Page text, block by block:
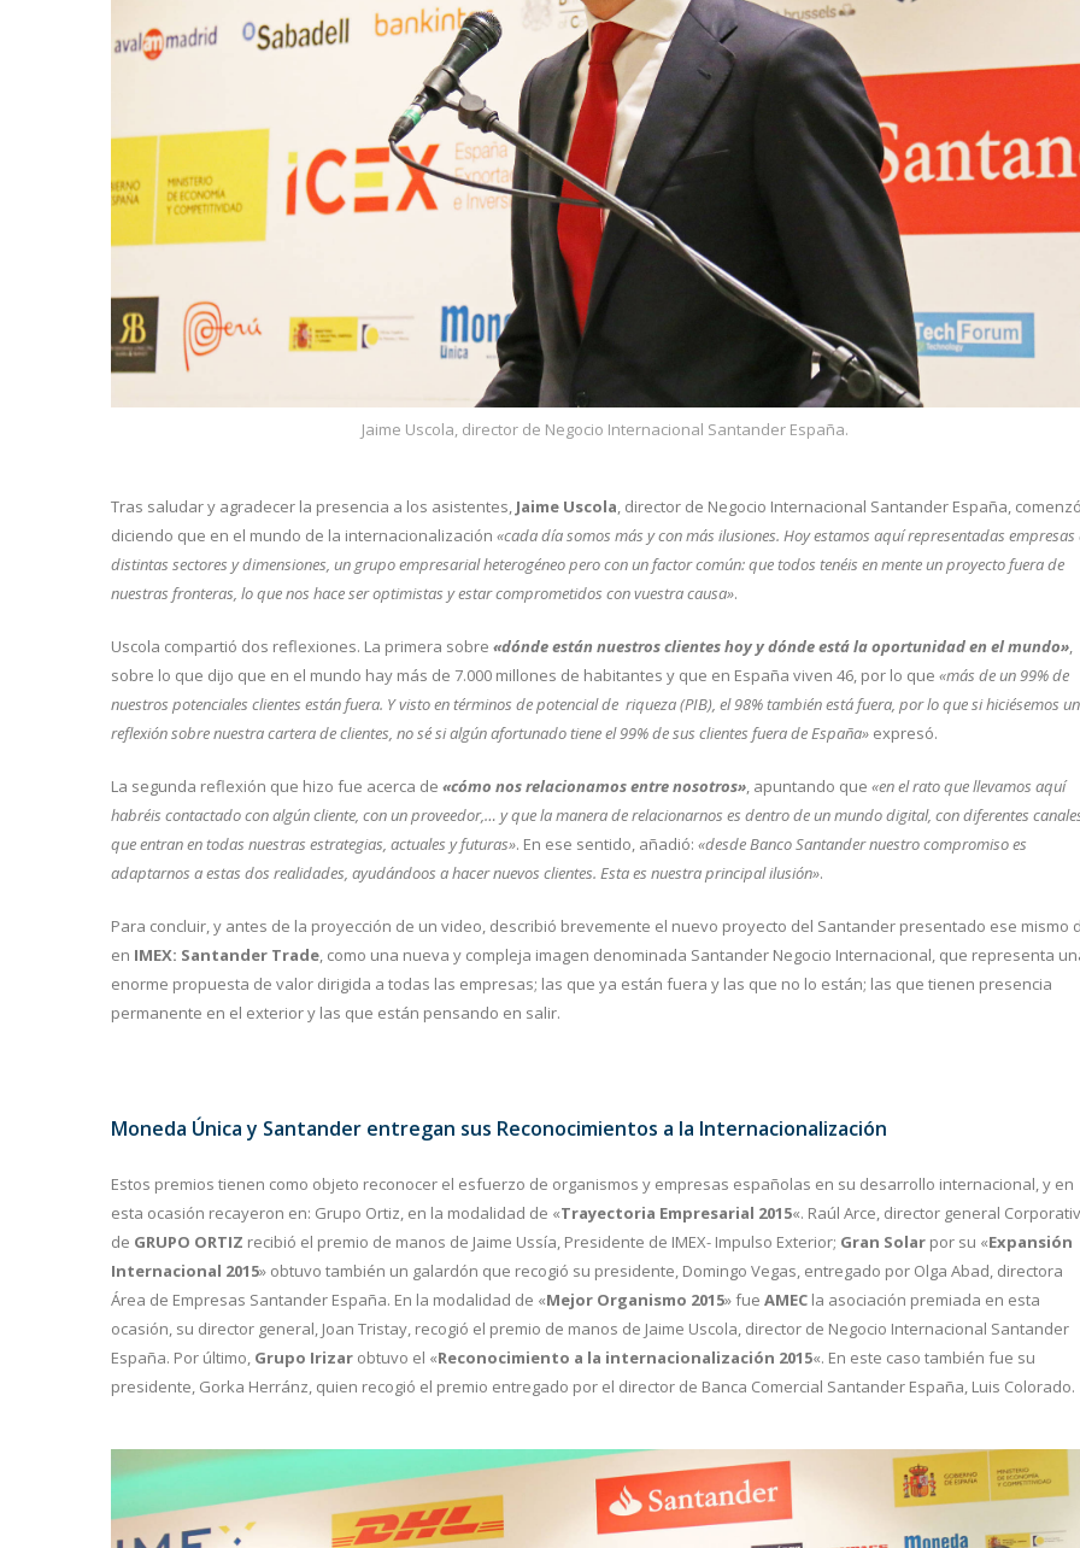
Jaime Uscola, director de Negocio Internacional Santander España.
Tras saludar y agradecer la presencia a los asistentes, Jaime Uscola, director de Negocio Internacional Santander España,
diciendo que en el mundo de la internacionalización «cada día somos más y con más ilusiones. Hoy estamos aquí representadas empresas
distintas sectores y dimensiones, un grupo empresarial heterogéneo pero con un factor común: que todos tenéis en mente un proyecto fuera de
nuestras fronteras, lo que nos hace ser optimistas y estar comprometidos con vuestra causa».
Uscola compartió dos reflexiones. La primera sobre «dónde están nuestros clientes hoy y dónde está la oportunidad en el mundo»,
sobre lo que dijo que en el mundo hay más de 7.000 millones de habitantes y que en España viven 46, por lo que «más de un 99% de
nuestros potenciales clientes están fuera. Y visto en términos de potencial de riqueza (PIB), el 98% también está fuera, por lo que si hiciésemos
reflexión sobre nuestra cartera de clientes, no sé si algún afortunado tiene el 99% de sus clientes fuera de España» expresó.
La segunda reflexión que hizo fue acerca de «cómo nos relacionamos entre nosotros», apuntando que «en el rato que llevamos aquí
habréis contactado con algún cliente, con un proveedor,… y que la manera de relacionarnos es dentro de un mundo digital, con diferentes
que entran en todas nuestras estrategias, actuales y futuras». En ese sentido, añadió: «desde Banco Santander nuestro compromiso es
adaptarnos a estas dos realidades, ayudándoos a hacer nuevos clientes. Esta es nuestra principal ilusión».
Para concluir, y antes de la proyección de un video, describió brevemente el nuevo proyecto del Santander presentado ese mismo
en IMEX: Santander Trade, como una nueva y compleja imagen denominada Santander Negocio Internacional, que representa
enorme propuesta de valor dirigida a todas las empresas; las que ya están fuera y las que no lo están; las que tienen presencia
permanente en el exterior y las que están pensando en salir.
Moneda Única y Santander entregan sus Reconocimientos a la Internacionalización
Estos premios tienen como objeto reconocer el esfuerzo de organismos y empresas españolas en su desarrollo internacional, y en
esta ocasión recayeron en: Grupo Ortiz, en la modalidad de «Trayectoria Empresarial 2015«. Raúl Arce, director general
de GRUPO ORTIZ recibió el premio de manos de Jaime Ussía, Presidente de IMEX- Impulso Exterior; Gran Solar por su «Expansión
Internacional 2015» obtuvo también un galardón que recogió su presidente, Domingo Vegas, entregado por Olga Abad, directora
Área de Empresas Santander España. En la modalidad de «Mejor Organismo 2015» fue AMEC la asociación premiada en esta
ocasión, su director general, Joan Tristay, recogió el premio de manos de Jaime Uscola, director de Negocio Internacional Santander
España. Por último, Grupo Irizar obtuvo el «Reconocimiento a la internacionalización 2015«. En este caso también fue su
presidente, Gorka Herránz, quien recogió el premio entregado por el director de Banca Comercial Santander España, Luis Colorado.